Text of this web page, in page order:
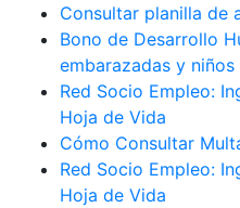
Consultar planilla de
Bono de Desarrollo
embarazadas y niños
Red Socio Empleo:
Hoja de Vida
Cómo Consultar
Red Socio Empleo:
Hoja de Vida